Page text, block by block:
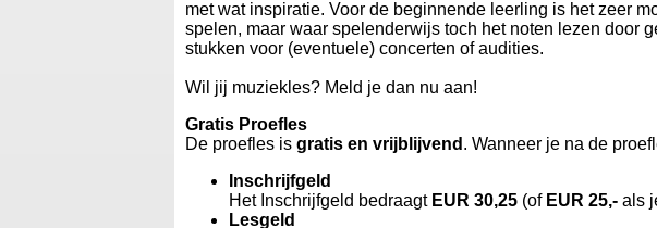
met wat inspiratie. Voor de beginnende leerling is het zeer
spelen, maar waar spelenderwijs toch het noten lezen door
stukken voor (eventuele) concerten of audities.
Wil jij muziekles? Meld je dan nu aan!
Gratis Proefles
De proefles is gratis en vrijblijvend . Wanneer je na de
Inschrijfgeld
Het Inschrijfgeld bedraagt EUR 30,25 (of EUR 25,- als
Lesgeld